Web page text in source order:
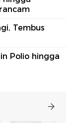
Tembus
Polio hingga